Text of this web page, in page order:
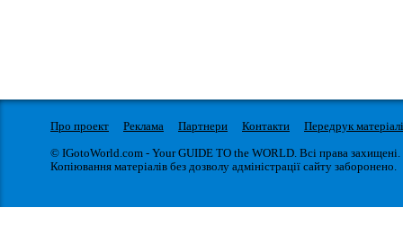
Про проект Реклама Партнери Контакти
Передрук
© IGotoWorld.com - Your GUIDE TO the WORLD. Всі права захищені.
Копіювання матеріалів без дозволу адміністрації сайту заборонено.